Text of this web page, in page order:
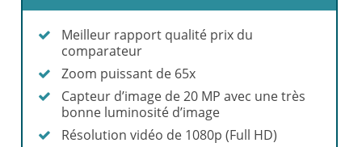
Meilleur rapport qualité prix du
comparateur
Zoom puissant de 65x
Capteur d’image de 20 MP avec une très
bonne luminosité d’image
Résolution vidéo de 1080p (Full HD)